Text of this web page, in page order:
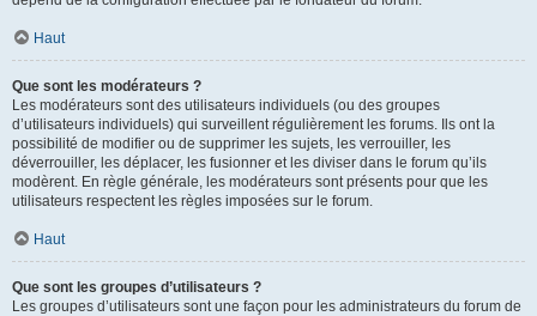
Haut
Que sont les modérateurs ?
Les modérateurs sont des utilisateurs individuels (ou des groupes
d’utilisateurs individuels) qui surveillent régulièrement les forums. Ils ont la
possibilité de modifier ou de supprimer les sujets, les verrouiller, les
déverrouiller, les déplacer, les fusionner et les diviser dans le forum qu’ils
modèrent. En règle générale, les modérateurs sont présents pour que les
utilisateurs respectent les règles imposées sur le forum.
Haut
Que sont les groupes d’utilisateurs ?
Les groupes d’utilisateurs sont une façon pour les administrateurs du forum de